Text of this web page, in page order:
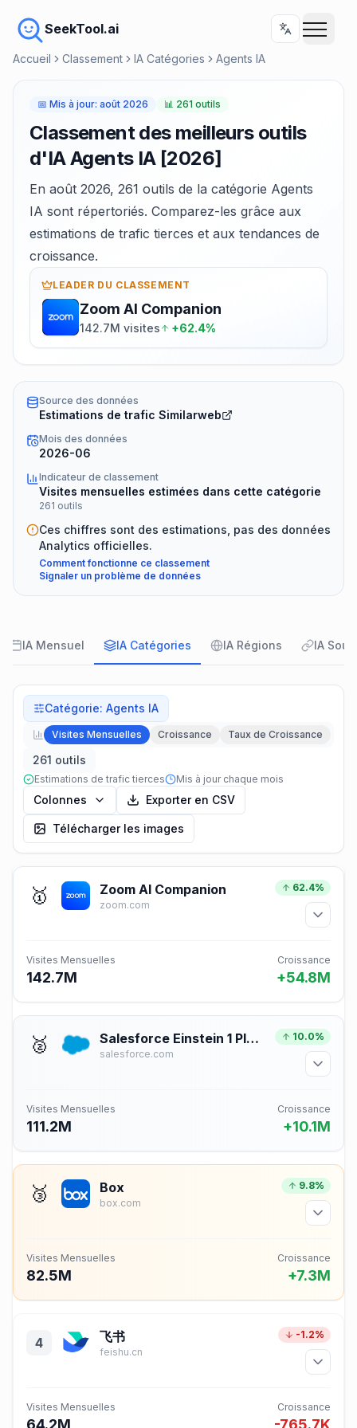
SeekTool.ai
Accueil Classement IA Catégories Agents IA
📅 Mis à jour: août 2026 📊 261 outils
Classement des meilleurs outils
d'IA Agents IA [2026]
En août 2026, 261 outils de la catégorie Agents
IA sont répertoriés. Comparez-les grâce aux
estimations de trafic tierces et aux tendances de
croissance.
LEADER DU CLASSEMENT
Zoom AI Companion
142.7M visites +62.4%
Source des données
Estimations de trafic Similarweb
Mois des données
2026-06
Indicateur de classement
Visites mensuelles estimées dans cette catégorie
261 outils
Ces chiffres sont des estimations, pas des données
Analytics officielles.
Comment fonctionne ce classement
Signaler un problème de données
IA Mensuel IA Catégories IA Régions IA
Catégorie: Agents IA
Visites Mensuelles Croissance Taux de Croissance
261 outils
Estimations de trafic tierces Mis à jour chaque mois
Colonnes Exporter en CSV
Télécharger les images
🥇 Zoom AI Companion
zoom.com
62.4%
Visites Mensuelles
142.7M
Croissance
+54.8M
🥈 Salesforce Einstein 1 Platform for Application Development
salesforce.com
10.0%
Visites Mensuelles
111.2M
Croissance
+10.1M
🥉 Box
box.com
9.8%
Visites Mensuelles
82.5M
Croissance
+7.3M
4 飞书
feishu.cn
-1.2%
Visites Mensuelles
64.2M
Croissance
-765.7K